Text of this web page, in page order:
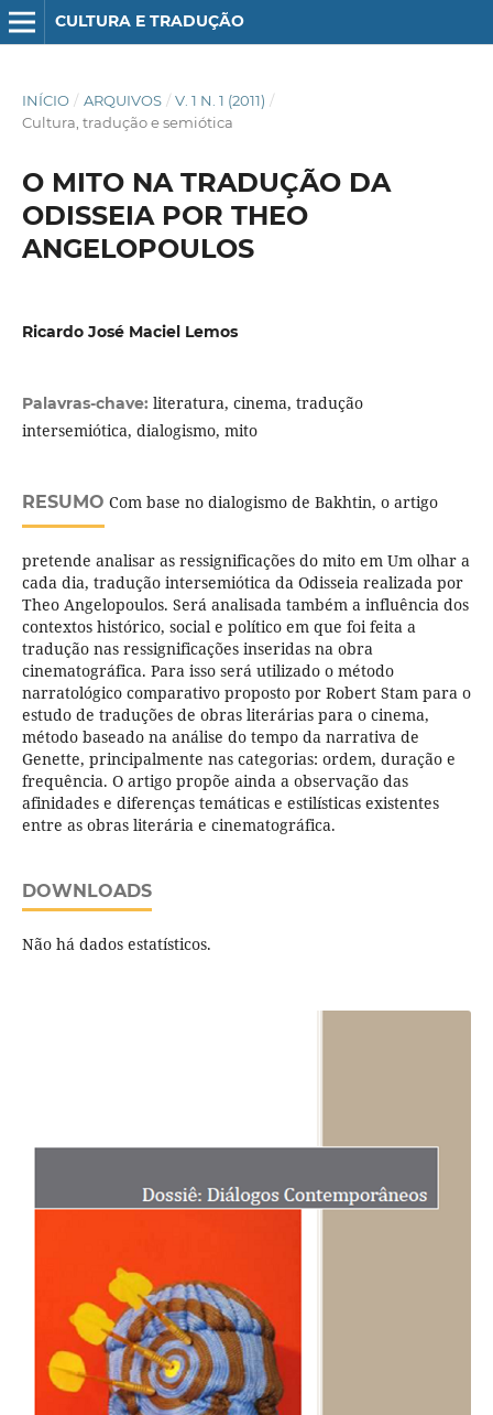
CULTURA E TRADUÇÃO
INÍCIO / ARQUIVOS / V. 1 N. 1 (2011) /
Cultura, tradução e semiótica
O MITO NA TRADUÇÃO DA
ODISSEIA POR THEO
ANGELOPOULOS
Ricardo José Maciel Lemos
Palavras-chave: literatura, cinema, tradução
intersemiótica, dialogismo, mito
RESUMO Com base no dialogismo de Bakhtin, o artigo
pretende analisar as ressignificações do mito em Um olhar a
cada dia, tradução intersemiótica da Odisseia realizada por
Theo Angelopoulos. Será analisada também a influência dos
contextos histórico, social e político em que foi feita a
tradução nas ressignificações inseridas na obra
cinematográfica. Para isso será utilizado o método
narratológico comparativo proposto por Robert Stam para o
estudo de traduções de obras literárias para o cinema,
método baseado na análise do tempo da narrativa de
Genette, principalmente nas categorias: ordem, duração e
frequência. O artigo propõe ainda a observação das
afinidades e diferenças temáticas e estilísticas existentes
entre as obras literária e cinematográfica.
DOWNLOADS
Não há dados estatísticos.